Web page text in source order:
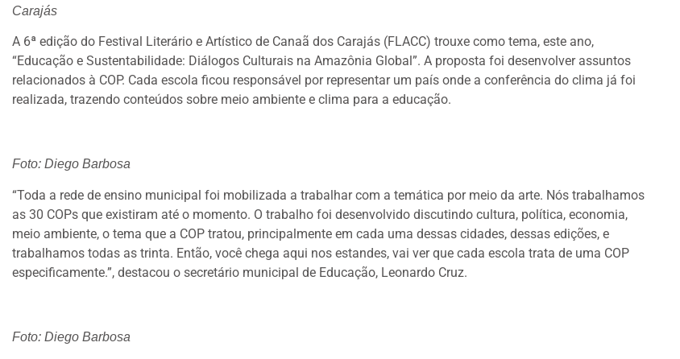
Carajás
A 6ª edição do Festival Literário e Artístico de Canaã dos Carajás (FLACC) trouxe como tema, este ano,
“Educação e Sustentabilidade: Diálogos Culturais na Amazônia Global”. A proposta foi desenvolver assuntos
relacionados à COP. Cada escola ficou responsável por representar um país onde a conferência do clima já foi
realizada, trazendo conteúdos sobre meio ambiente e clima para a educação.
Foto: Diego Barbosa
“Toda a rede de ensino municipal foi mobilizada a trabalhar com a temática por meio da arte. Nós trabalhamos
as 30 COPs que existiram até o momento. O trabalho foi desenvolvido discutindo cultura, política, economia,
meio ambiente, o tema que a COP tratou, principalmente em cada uma dessas cidades, dessas edições, e
trabalhamos todas as trinta. Então, você chega aqui nos estandes, vai ver que cada escola trata de uma COP
especificamente.”, destacou o secretário municipal de Educação, Leonardo Cruz.
Foto: Diego Barbosa